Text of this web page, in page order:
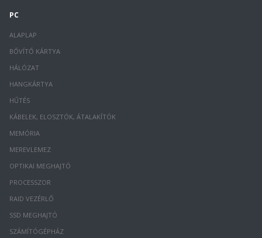
PC
ALAPLAP
BŐVÍTŐ KÁRTYA
HÁLÓZAT
HANGKÁRTYA
HŰTÉS
KÁBELEK, ELOSZTÓK, ÁTALAKÍTÓK
MEMÓRIA
MEREVLEMEZ
OPTIKAI MEGHAJTÓ
PROCESSZOR
RAID VEZÉRLŐ
SSD MEGHAJTÓ
SZÁMÍTÓGÉPHÁZ